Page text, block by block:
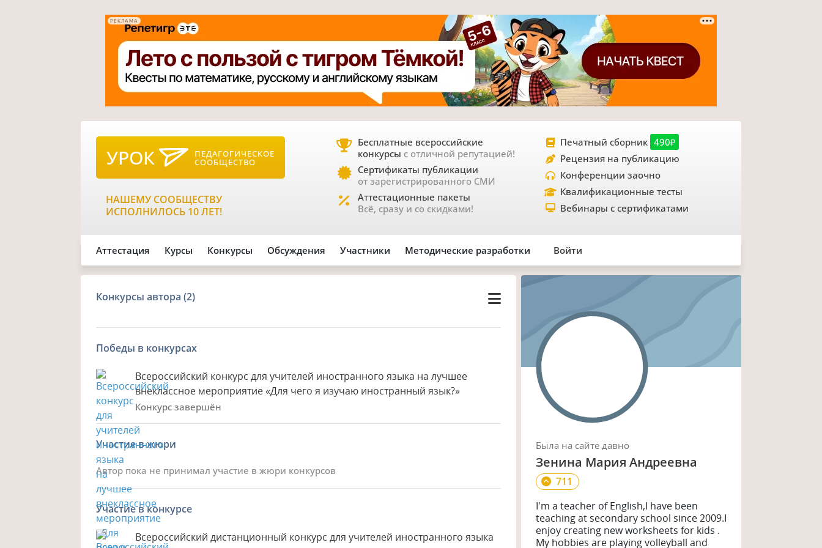
РЕКЛАМА
УРОК ПЕДАГОГИЧЕСКОЕ
СООБЩЕСТВО
НАШЕМУ СООБЩЕСТВУ
ИСПОЛНИЛОСЬ 10 ЛЕТ!
Бесплатные всероссийские
конкурсы с отличной репутацией!
Сертификаты публикации
от зарегистрированного СМИ
Аттестационные пакеты
Всё, сразу и со скидками!
Печатный сборник 490₽
Рецензия на публикацию
Конференции заочно
Квалификационные тесты
Вебинары с сертификатами
Аттестация Курсы Конкурсы Обсуждения Участники Методические разработки Войти
Конкурсы автора(2)
Победы в конкурсах
Всероссийский конкурс для учителей иностранного языка на лучшее
внеклассное мероприятие «Для чего я изучаю иностранный язык?»
Конкурс завершён
Участие в жюри
Автор пока не принимал участие в жюри конкурсов
Участие в конкурсе
Всероссийский дистанционный конкурс для учителей иностранного языка
Была на сайте давно
Зенина Мария Андреевна
711
I'm a teacher of English,I have been
teaching at secondary school since 2009.I
enjoy creating new worksheets for kids .
My hobbies are playing volleyball and